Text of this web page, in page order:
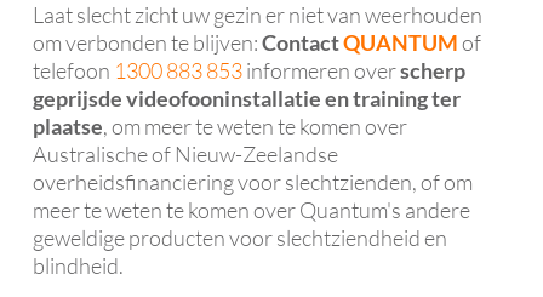
Laat slecht zicht uw gezin er niet van weerhouden
om verbonden te blijven:ContactQUANTUMof
telefoon 1300 883 853informeren overscherp
geprijsde videofooninstallatie en training ter
plaatse, om meer te weten te komen over
Australische of Nieuw-Zeelandse
overheidsfinanciering voor slechtzienden, of om
meer te weten te komen over Quantum's andere
geweldige producten voor slechtziendheid en
blindheid.